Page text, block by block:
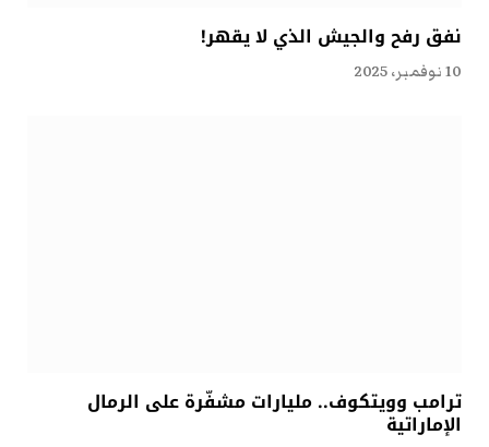
نفق رفح والجيش الذي لا يقهر!
10 نوفمبر، 2025
ترامب وويتكوف.. مليارات مشفّرة على الرمال
الإماراتية